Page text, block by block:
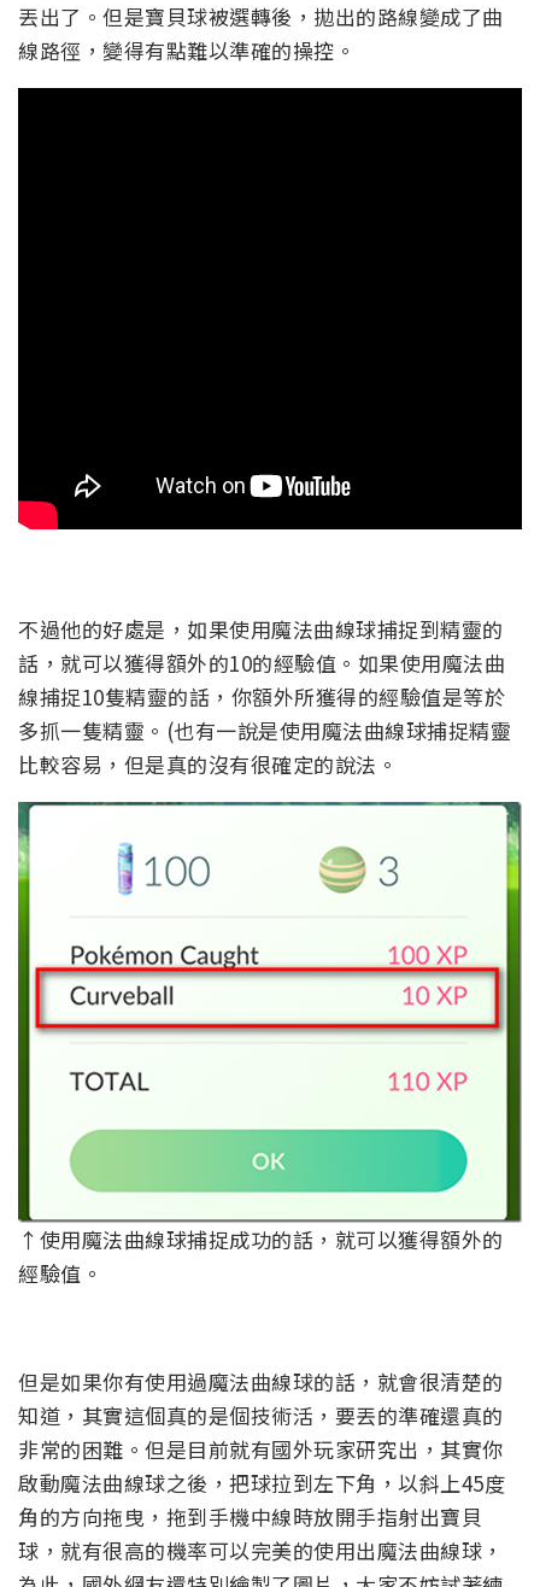
丟出了。但是寶貝球被選轉後，拋出的路線變成了曲
線路徑，變得有點難以準確的操控。
不過他的好處是，如果使用魔法曲線球捕捉到精靈的
話，就可以獲得額外的10的經驗值。如果使用魔法曲
線捕捉10隻精靈的話，你額外所獲得的經驗值是等於
多抓一隻精靈。(也有一說是使用魔法曲線球捕捉精靈
比較容易，但是真的沒有很確定的說法。
↑使用魔法曲線球捕捉成功的話，就可以獲得額外的
經驗值。
但是如果你有使用過魔法曲線球的話，就會很清楚的
知道，其實這個真的是個技術活，要丟的準確還真的
非常的困難。但是目前就有國外玩家研究出，其實你
啟動魔法曲線球之後，把球拉到左下角，以斜上45度
角的方向拖曳，拖到手機中線時放開手指射出寶貝
球，就有很高的機率可以完美的使用出魔法曲線球，